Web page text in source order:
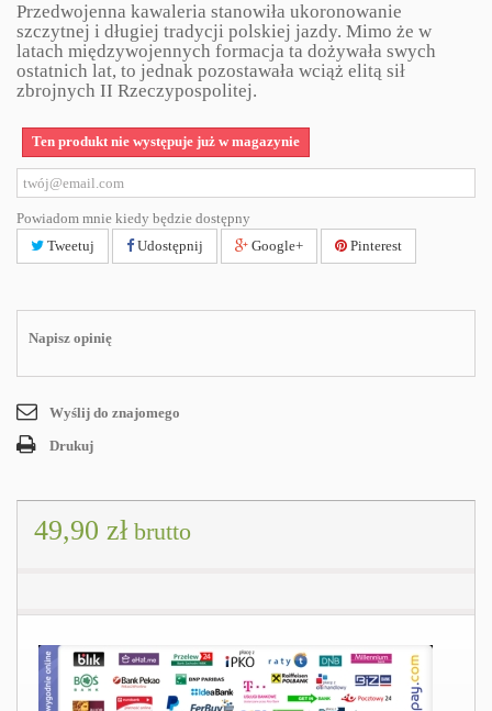
Przedwojenna kawaleria stanowiła ukoronowanie
szczytnej i długiej tradycji polskiej jazdy. Mimo że w
latach międzywojennych formacja ta dożywała swych
ostatnich lat, to jednak pozostawała wciąż elitą sił
zbrojnych II Rzeczypospolitej.
Ten produkt nie występuje już w magazynie
Powiadom mnie kiedy będzie dostępny
Tweetuj
Udostępnij Google+ Pinterest
Napisz opinię
Wyślij do znajomego
Drukuj
49,90 zł brutto